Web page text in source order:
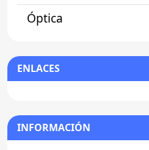
Óptica
ENLACES
INFORMACIÓN